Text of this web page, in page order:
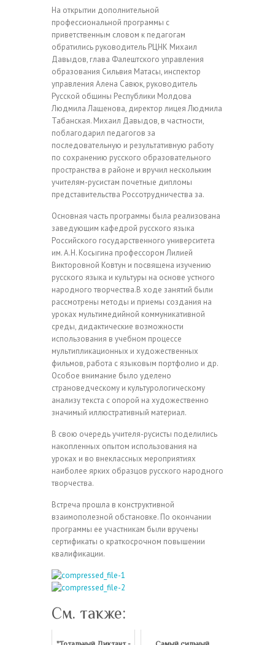
На открытии дополнительной
профессиональной программы с
приветственным словом к педагогам
обратились руководитель РЦНК Михаил
Давыдов, глава Фалештского управления
образования Сильвия Матасы, инспектор
управления Алена Савюк, руководитель
Русской общины Республики Молдова
Людмила Лащенова, директор лицея Людмила
Табанская. Михаил Давыдов, в частности,
поблагодарил педагогов за
последовательную и результативную работу
по сохранению русского образовательного
пространства в районе и вручил нескольким
учителям-русистам почетные дипломы
представительства Россотрудничества за.
Основная часть программы была реализована
заведующим кафедрой русского языка
Российского государственного университета
им. А.Н. Косыгина профессором Лилией
Викторовной Ковтун и посвящена изучению
русского языка и культуры на основе устного
народного творчества.В ходе занятий были
рассмотрены методы и приемы создания на
уроках мультимедийной коммуникативной
среды, дидактические возможности
использования в учебном процессе
мультипликационных и художественных
фильмов, работа с языковым портфолио и др.
Особое внимание было уделено
страноведческому и культурологическому
анализу текста с опорой на художественно
значимый иллюстративный материал.
В свою очередь учителя-русисты поделились
накопленных опытом использования на
уроках и во внеклассных мероприятиях
наиболее ярких образцов русского народного
творчества.
Встреча прошла в конструктивной
взаимополезной обстановке. По окончании
программы ее участникам были вручены
сертификаты о краткосрочном повышении
квалификации.
См. также: